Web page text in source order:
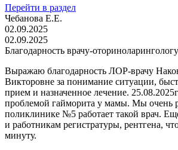
Перейти в раздел
Чебанова Е.Е.
02.09.2025
02.09.2025
Благодарность врачу-
Выражаю благодарность ЛОР-врачу
Викторовне за понимание ситуации,
прием и назначенное лечение.
проблемой гайморита у мамы. Мы очень
поликлинике №5 работает такой врач.
и работникам регистратуры, рентгена,
минуту.